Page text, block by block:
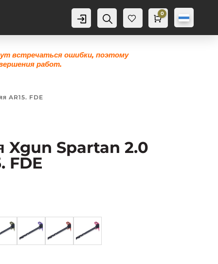
Аккаунт
Поиск
Же
0
Корзина
0
0,0грн
встречаться ошибки, поэтому
работ.
AR15. FDE
Xgun Spartan 2.0
FDE